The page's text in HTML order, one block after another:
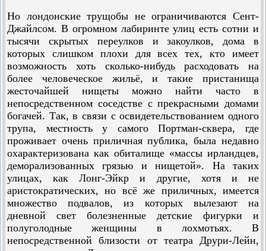
Но лондонские трущобы не ограничиваются Сент-
Джайлсом. В огромном лабиринте улиц есть сотни и
тысячи скрытых переулков и закоулков, дома в
которых слишком плохи для всех тех, кто имеет
возможность хоть сколько-нибудь расходовать на
более человеческое жильё, и такие пристанища
жесточайшей нищеты можно найти часто в
непосредственном соседстве с прекрасными домами
богачей. Так, в связи с освидетельствованием одного
трупа, местность у самого Портман-сквера, где
проживает очень приличная публика, была недавно
охарактеризована как обиталище «массы ирландцев,
деморализованных грязью и нищетой». На таких
улицах, как Лонг-Эйкр и другие, хотя и не
аристократических, но всё же приличных, имеется
множество подвалов, из которых вылезают на
дневной свет болезненные детские фигурки и
полуголодные женщины в лохмотьях. В
непосредственной близости от театра Друри-Лейн,